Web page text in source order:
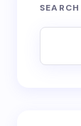
SEARCH